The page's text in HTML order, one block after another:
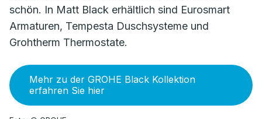
schön. In Matt Black erhältlich sind Eurosmart
Armaturen, Tempesta Duschsysteme und
Grohtherm Thermostate.
Mehr zu der GROHE Black Kollektion
erfahren Sie hier